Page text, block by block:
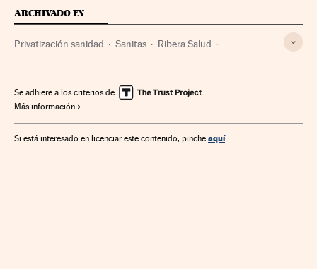
ARCHIVADO EN
Privatización sanidad Sanitas Ribera Salud
Comunidad de Madrid Empresas Sanidad
Se adhiere a los criterios de
Más información
Si está interesado en licenciar este contenido, pinche aquí